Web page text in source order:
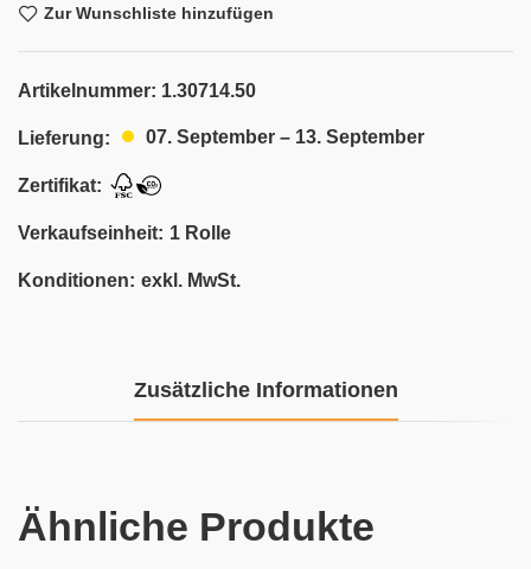
Zur Wunschliste hinzufügen
Artikelnummer: 1.30714.50
Lieferung: 07. September – 13. September
Zertifikat:
Verkaufseinheit: 1 Rolle
Konditionen: exkl. MwSt.
Zusätzliche Informationen
Ähnliche Produkte